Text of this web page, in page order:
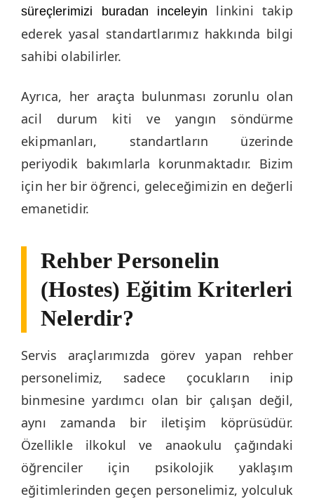
süreçlerimizi buradan inceleyin
linkini takip
ederek yasal standartlarımız hakkında bilgi
sahibi olabilirler.
Ayrıca, her araçta bulunması zorunlu olan
acil durum kiti ve yangın söndürme
ekipmanları, standartların üzerinde
periyodik bakımlarla korunmaktadır. Bizim
için her bir öğrenci, geleceğimizin en değerli
emanetidir.
Rehber Personelin
(Hostes) Eğitim Kriterleri
Nelerdir?
Servis araçlarımızda görev yapan rehber
personelimiz, sadece çocukların inip
binmesine yardımcı olan bir çalışan değil,
aynı zamanda bir iletişim köprüsüdür.
Özellikle ilkokul ve anaokulu çağındaki
öğrenciler için psikolojik yaklaşım
eğitimlerinden geçen personelimiz, yolculuk